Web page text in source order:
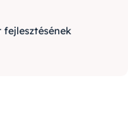
fejlesztésének